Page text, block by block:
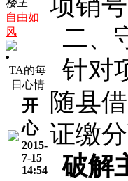
自由如
风
TA的每
日心情
开
心
2015-
7-15
14:54
二、
针对
随县
证缴
破解